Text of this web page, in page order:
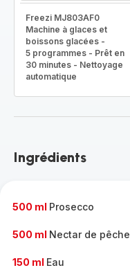
Freezi MJ803AF0
Machine à glaces et
boissons glacées -
5 programmes - Prêt en
30 minutes - Nettoyage
automatique
Ingrédients
500 ml Prosecco
500 ml Nectar de pêche
150 ml Eau